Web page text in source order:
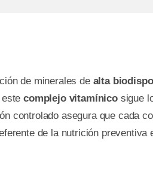
de minerales de alta
estecomplejo vitamínicosigue
controlado asegura que cada
de la nutrición preventiva